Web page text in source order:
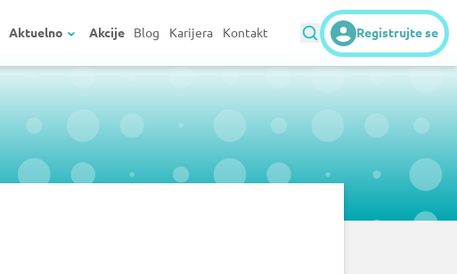
Aktuelno Akcije Blog Karijera Kontakt Registrujte se